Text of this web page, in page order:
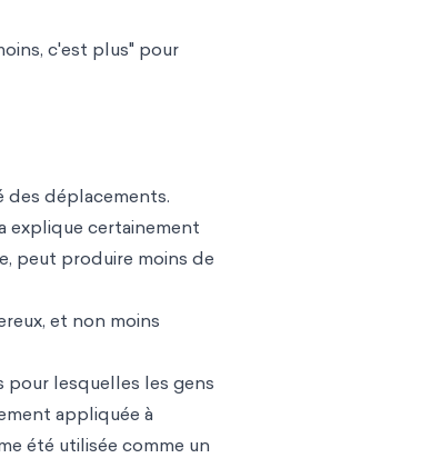
c'est plus" pour
des déplacements.
explique certainement
peut produire moins de
et non moins
pour lesquelles les gens
appliquée à
été utilisée comme un